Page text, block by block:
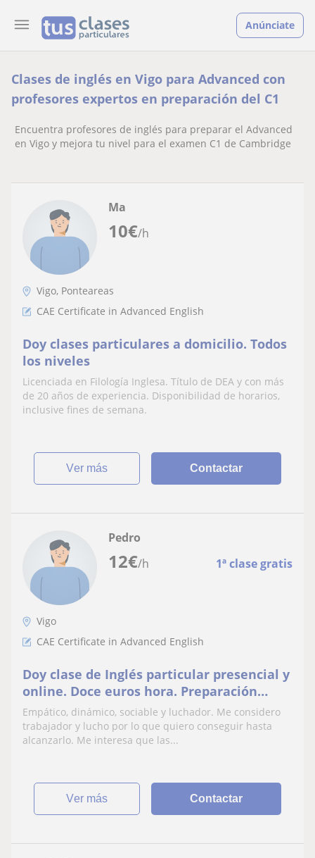
Anúnciate
Clases de inglés en Vigo para Advanced con
profesores expertos en preparación del C1
Encuentra profesores de inglés para preparar el Advanced
en Vigo y mejora tu nivel para el examen C1 de Cambridge
10€/h
Ma
Vigo, Ponteareas
CAE Certificate in Advanced English
Doy clases particulares a domicilio. Todos
los niveles
Licenciada en Filología Inglesa. Título de DEA y con más
de 20 años de experiencia. Disponibilidad de horarios,
inclusive fines de semana.
ver más Contactar
12€/h 1ª clase gratis
Pedro
Vigo
CAE Certificate in Advanced English
Doy clase de Inglés particular presencial y
online. Doce euros hora. Preparación
Eso,Bachillerato,First y Advanced( Oxford
y Camb)
Empático, dinámico, sociable y luchador. Me considero
trabajador y lucho por lo que quiero conseguir hasta
alcanzarlo. Me interesa que las...
ver más Contactar